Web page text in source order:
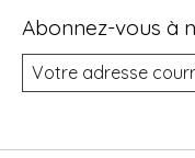
Abonnez-vous à